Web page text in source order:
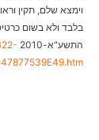
וימצא שלם, תקין
בלבד ולא בשום
התשע"א-2010